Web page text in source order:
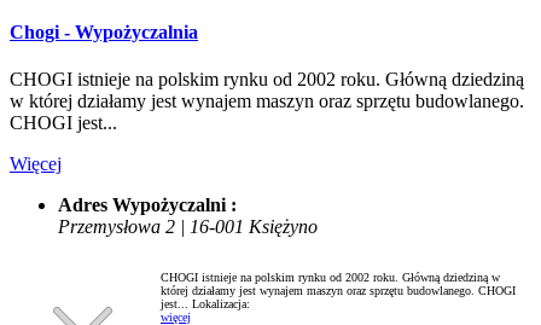
Chogi - Wypożyczalnia
CHOGI istnieje na polskim rynku od 2002 roku. Główną dziedziną
w której działamy jest wynajem maszyn oraz sprzętu budowlanego.
CHOGI jest...
Więcej
Adres Wypożyczalni :
Przemysłowa 2 | 16-001 Księżyno
CHOGI istnieje na polskim rynku od 2002 roku. Główną dziedziną w
której działamy jest wynajem maszyn oraz sprzętu budowlanego. CHOGI
jest... Lokalizacja:
więcej